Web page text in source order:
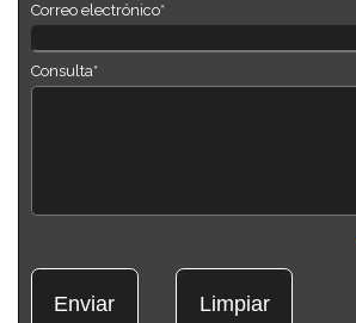
Correo electrónico*
Consulta*